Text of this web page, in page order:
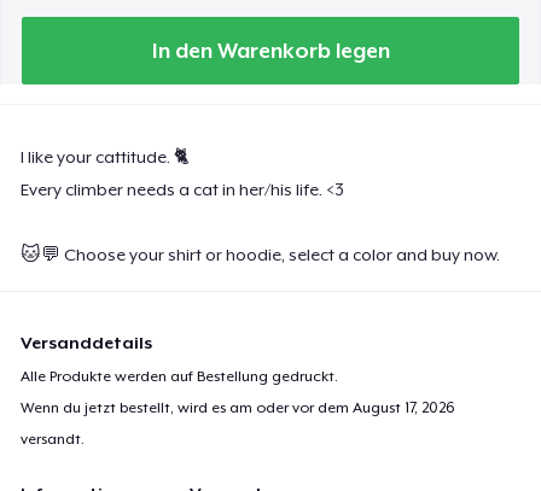
In den Warenkorb legen
I like your cattitude. 🐈
Every climber needs a cat in her/his life. <3
🐱💬 Choose your shirt or hoodie, select a color and buy now.
Versanddetails
Alle Produkte werden auf Bestellung gedruckt.
Wenn du jetzt bestellt, wird es am oder vor demAugust 17, 2026
versandt.